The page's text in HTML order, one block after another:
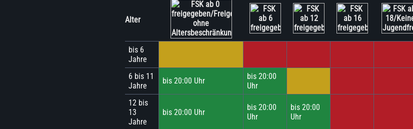
Alter
bis 6
Jahre
6 bis 11
Jahre
bis 20:00 Uhr
bis 20:00
Uhr
12 bis
13
Jahre
bis 20:00 Uhr
bis 20:00
Uhr
bis 20:00
Uhr